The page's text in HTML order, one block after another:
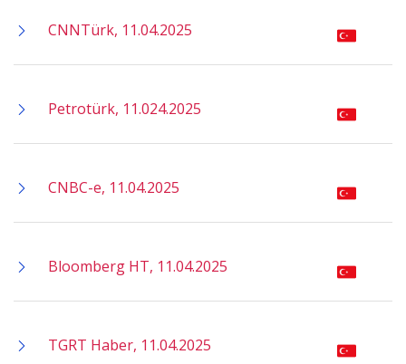
CNNTürk, 11.04.2025
Petrotürk, 11.024.2025
CNBC-e, 11.04.2025
Bloomberg HT, 11.04.2025
TGRT Haber, 11.04.2025